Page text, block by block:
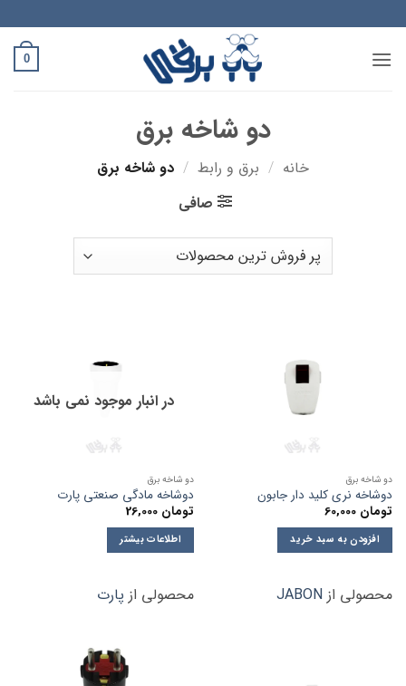
to
content
0
دو شاخه برق
خانه / برق و رابط / دو شاخه برق
صافی
دو شاخه برق
دوشاخه نری کلید دار جابون
تومان
افزودن به سبد خرید
محصولی از JABON
در انبار موجود نمی باشد
دو شاخه برق
دوشاخه مادگی صنعتی پارت
تومان
اطلاعات بیشتر
محصولی از پارت